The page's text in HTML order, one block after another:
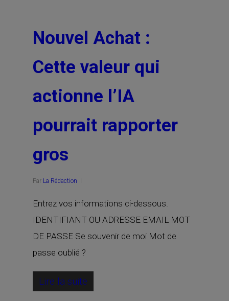
Nouvel Achat :
Cette valeur qui
actionne l’IA
pourrait rapporter
gros
Par La Rédaction
Entrez vos informations ci-dessous.
IDENTIFIANT OU ADRESSE EMAIL MOT
DE PASSE Se souvenir de moi Mot de
passe oublié ?
Lire la suite